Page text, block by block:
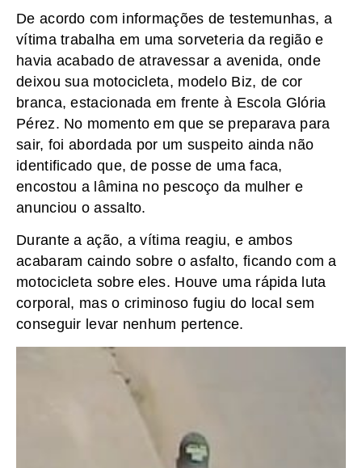
De acordo com informações de testemunhas, a
vítima trabalha em uma sorveteria da região e
havia acabado de atravessar a avenida, onde
deixou sua motocicleta, modelo Biz, de cor
branca, estacionada em frente à Escola Glória
Pérez. No momento em que se preparava para
sair, foi abordada por um suspeito ainda não
identificado que, de posse de uma faca,
encostou a lâmina no pescoço da mulher e
anunciou o assalto.
Durante a ação, a vítima reagiu, e ambos
acabaram caindo sobre o asfalto, ficando com a
motocicleta sobre eles. Houve uma rápida luta
corporal, mas o criminoso fugiu do local sem
conseguir levar nenhum pertence.